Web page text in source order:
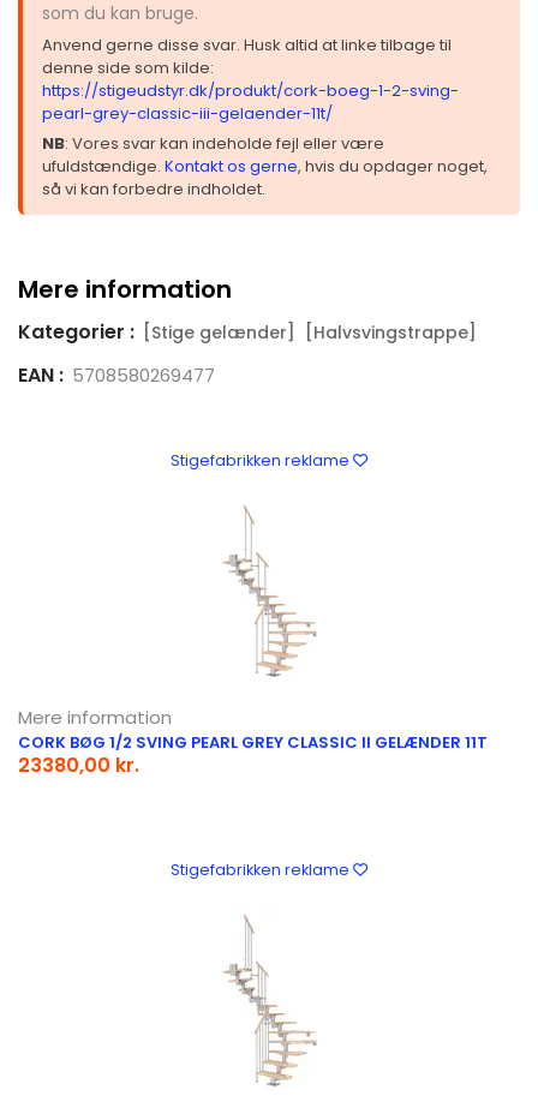
som du kan bruge.
Anvend gerne disse svar. Husk altid at linke tilbage til
denne side som kilde:
https://stigeudstyr.dk/produkt/cork-boeg-1-2-sving-
pearl-grey-classic-iii-gelaender-11t/
NB: Vores svar kan indeholde fejl eller være
ufuldstændige. Kontakt os gerne, hvis du opdager noget,
så vi kan forbedre indholdet.
Mere information
Kategorier : [Stige gelænder] [Halvsvingstrappe]
EAN : 5708580269477
Stigefabrikken reklame
Mere information
CORK BØG 1/2 SVING PEARL GREY CLASSIC II GELÆNDER 11T
23380,00 kr.
Stigefabrikken reklame